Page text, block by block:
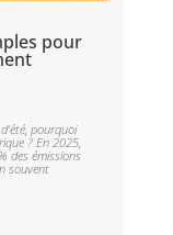
pour
pourquoi
? En 2025,
des émissions
souvent